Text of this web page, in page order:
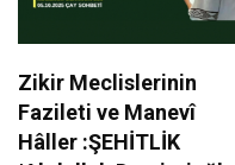
Zikir Meclislerinin
Fazileti ve Manevî
Hâller :ŞEHİTLİK